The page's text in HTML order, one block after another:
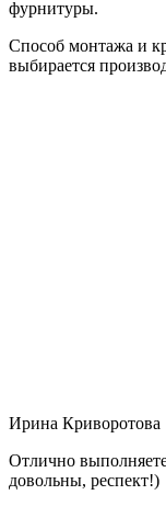
фурнитуры.
Способ монтажа и
выбирается
Ирина Криворотова
Отлично
довольны, респект!)